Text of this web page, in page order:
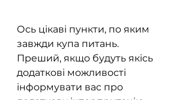
Ось цікаві пункти, по яким
завжди купа питань.
Преший, якщо будуть якісь
додаткові можливості
інформувати вас про